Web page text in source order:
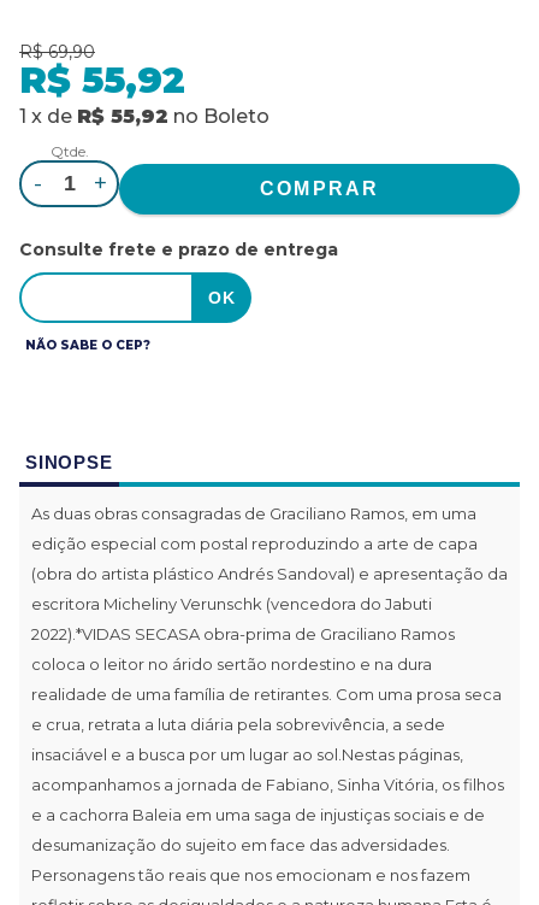
R$ 69,90
R$ 55,92
1 x de R$ 55,92 no Boleto
Qtde.
- +
Consulte frete e prazo de entrega
NÃO SABE O CEP?
SINOPSE
As duas obras consagradas de Graciliano Ramos, em uma
edição especial com postal reproduzindo a arte de capa
(obra do artista plástico Andrés Sandoval) e apresentação da
escritora Micheliny Verunschk (vencedora do Jabuti
2022).*VIDAS SECASA obra-prima de Graciliano Ramos
coloca o leitor no árido sertão nordestino e na dura
realidade de uma família de retirantes. Com uma prosa seca
e crua, retrata a luta diária pela sobrevivência, a sede
insaciável e a busca por um lugar ao sol.Nestas páginas,
acompanhamos a jornada de Fabiano, Sinha Vitória, os filhos
e a cachorra Baleia em uma saga de injustiças sociais e de
desumanização do sujeito em face das adversidades.
Personagens tão reais que nos emocionam e nos fazem